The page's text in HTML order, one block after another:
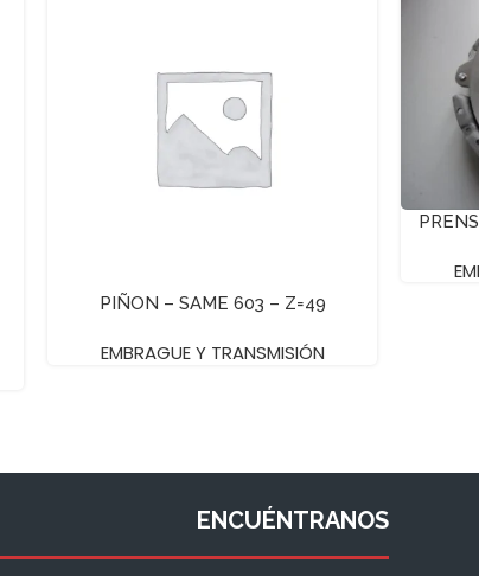
PIÑON – SAME 603 – Z=49
EMBRAGUE Y TRANSMISIÓN
ENCUÉNTRANOS